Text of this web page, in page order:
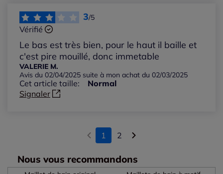
3/5
Vérifié
Le bas est très bien, pour le haut il baille et
c'est pire mouillé, donc immetable
VALERIE M.
Avis du 02/04/2025 suite à mon achat du 02/03/2025
Cet article taille:
Normal
Signaler
1 2
Nous vous recommandons